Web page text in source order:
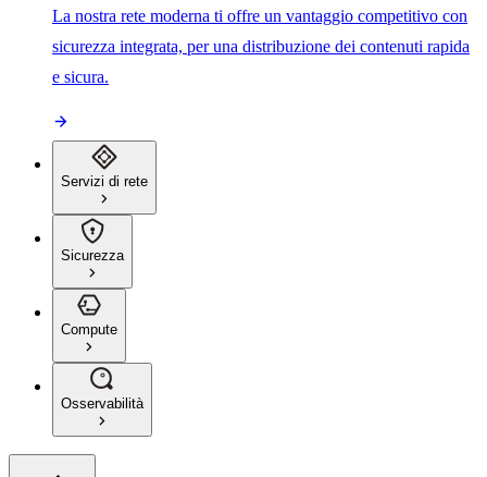
La nostra rete moderna ti offre un vantaggio competitivo con
sicurezza integrata, per una distribuzione dei contenuti rapida
e sicura.
Servizi di rete
Sicurezza
Compute
Osservabilità